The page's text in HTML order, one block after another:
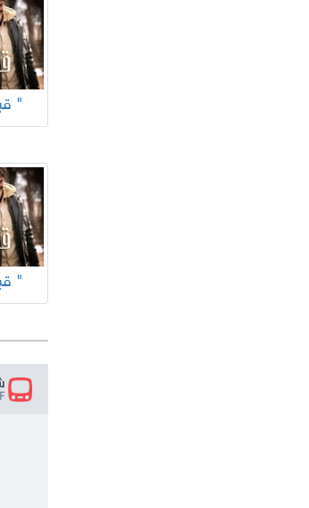
"قبضة النمر الحلقة "
"قبضة النمر الحلقة "